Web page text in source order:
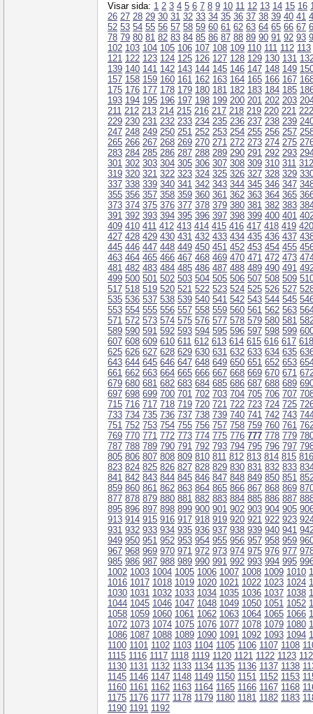
Visar sida: 1 2 3 4 5 6 7 8 9 10 11 12 13 14 15 16
26 27 28 29 30 31 32 33 34 35 36 37 38 39 40 41
52 53 54 55 56 57 58 59 60 61 62 63 64 65 66 67
78 79 80 81 82 83 84 85 86 87 88 89 90 91 92 93
102 103 104 105 106 107 108 109 110 111 112 113
121 122 123 124 125 126 127 128 129 130 131
139 140 141 142 143 144 145 146 147 148 149
157 158 159 160 161 162 163 164 165 166 167
175 176 177 178 179 180 181 182 183 184 185
193 194 195 196 197 198 199 200 201 202 203
211 212 213 214 215 216 217 218 219 220 221 222
229 230 231 232 233 234 235 236 237 238 239
247 248 249 250 251 252 253 254 255 256 257
265 266 267 268 269 270 271 272 273 274 275
283 284 285 286 287 288 289 290 291 292 293
301 302 303 304 305 306 307 308 309 310 311 312
319 320 321 322 323 324 325 326 327 328 329
337 338 339 340 341 342 343 344 345 346 347
355 356 357 358 359 360 361 362 363 364 365
373 374 375 376 377 378 379 380 381 382 383
391 392 393 394 395 396 397 398 399 400 401
409 410 411 412 413 414 415 416 417 418 419 420
427 428 429 430 431 432 433 434 435 436 437
445 446 447 448 449 450 451 452 453 454 455
463 464 465 466 467 468 469 470 471 472 473
481 482 483 484 485 486 487 488 489 490 491
499 500 501 502 503 504 505 506 507 508 509
517 518 519 520 521 522 523 524 525 526 527
535 536 537 538 539 540 541 542 543 544 545
553 554 555 556 557 558 559 560 561 562 563
571 572 573 574 575 576 577 578 579 580 581
589 590 591 592 593 594 595 596 597 598 599
607 608 609 610 611 612 613 614 615 616 617 618
625 626 627 628 629 630 631 632 633 634 635
643 644 645 646 647 648 649 650 651 652 653
661 662 663 664 665 666 667 668 669 670 671
679 680 681 682 683 684 685 686 687 688 689
697 698 699 700 701 702 703 704 705 706 707
715 716 717 718 719 720 721 722 723 724 725
733 734 735 736 737 738 739 740 741 742 743
751 752 753 754 755 756 757 758 759 760 761
769 770 771 772 773 774 775 776 777 778 779
787 788 789 790 791 792 793 794 795 796 797
805 806 807 808 809 810 811 812 813 814 815 816
823 824 825 826 827 828 829 830 831 832 833
841 842 843 844 845 846 847 848 849 850 851
859 860 861 862 863 864 865 866 867 868 869
877 878 879 880 881 882 883 884 885 886 887
895 896 897 898 899 900 901 902 903 904 905
913 914 915 916 917 918 919 920 921 922 923
931 932 933 934 935 936 937 938 939 940 941
949 950 951 952 953 954 955 956 957 958 959
967 968 969 970 971 972 973 974 975 976 977
985 986 987 988 989 990 991 992 993 994 995
1002 1003 1004 1005 1006 1007 1008 1009 1010
1016 1017 1018 1019 1020 1021 1022 1023 1024
1030 1031 1032 1033 1034 1035 1036 1037 1038
1044 1045 1046 1047 1048 1049 1050 1051 1052
1058 1059 1060 1061 1062 1063 1064 1065 1066
1072 1073 1074 1075 1076 1077 1078 1079 1080
1086 1087 1088 1089 1090 1091 1092 1093 1094
1100 1101 1102 1103 1104 1105 1106 1107 1108
1115 1116 1117 1118 1119 1120 1121 1122 1123
1130 1131 1132 1133 1134 1135 1136 1137 1138
1145 1146 1147 1148 1149 1150 1151 1152 1153
1160 1161 1162 1163 1164 1165 1166 1167 1168
1175 1176 1177 1178 1179 1180 1181 1182 1183
1190 1191 1192